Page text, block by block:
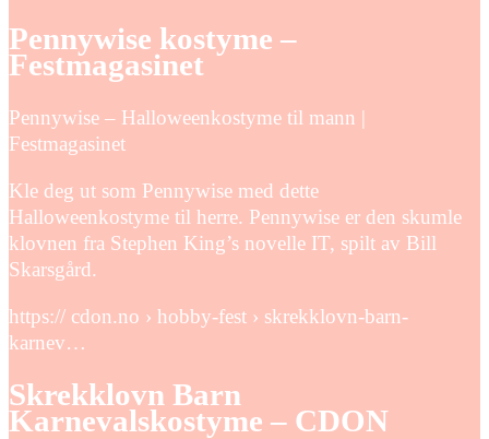
Pennywise kostyme –
Festmagasinet
Pennywise – Halloweenkostyme til mann |
Festmagasinet
Kle deg ut som Pennywise med dette
Halloweenkostyme til herre. Pennywise er den skumle
klovnen fra Stephen King’s novelle IT, spilt av Bill
Skarsgård.
https:// cdon.no › hobby-fest › skrekklovn-barn-
karnev…
Skrekklovn Barn
Karnevalskostyme – CDON